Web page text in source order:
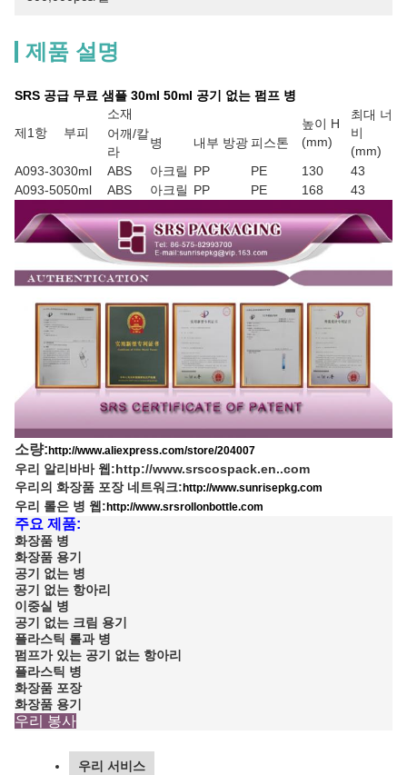
제품 설명
SRS 공급 무료 샘플 30ml 50ml 공기 없는 펌프 병
제1항 부피
소재
높이 H
(mm)
최대 너
비
(mm)
어깨/칼
라
병 내부 방광피스톤
A093-3030ml ABS 아크릴 PP PE 130
43
A093-5050ml ABS 아크릴 PP PE 168 43
소량: http://www.aliexpress.com/store/204007
우리 알리바바 웹:http://www.srscospack.en..com
우리의 화장품 포장 네트워크: http://www.sunrisepkg.com
우리 롤은 병 웹: http://www.srsrollonbottle.com
주요 제품:
화장품 병
화장품 용기
공기 없는 병
공기 없는 항아리
이중실 병
공기 없는 크림 용기
플라스틱 롤과 병
펌프가 있는 공기 없는 항아리
플라스틱 병
화장품 포장
화장품 용기
우리 봉사
우리 서비스